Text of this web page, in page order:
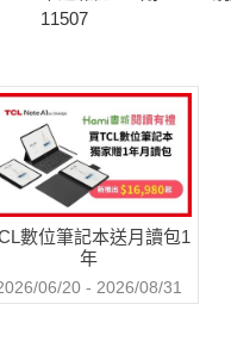
反省。在台灣，有一部分
始，將「善」的力量注
11507
數位筆記本送月讀包1
年
06/20 - 2026/08/31